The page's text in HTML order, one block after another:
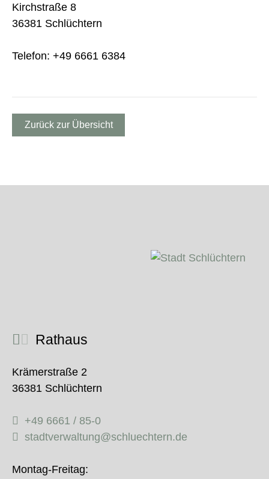
Kirchstraße 8
36381 Schlüchtern
Telefon: +49 6661 6384
Zurück zur Übersicht
Rathaus
Krämerstraße 2
36381 Schlüchtern
+49 6661 / 85-0
stadtverwaltung@schluechtern.de
Montag-Freitag: